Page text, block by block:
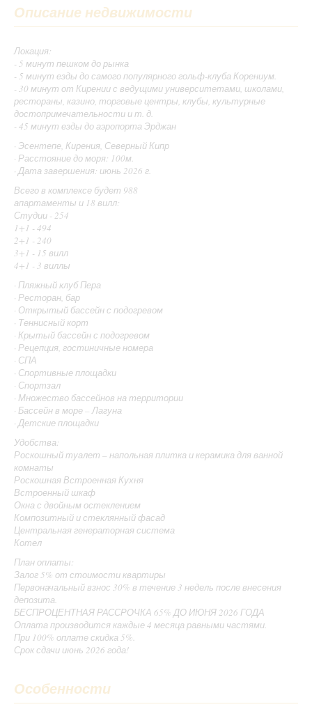
Описание недвижимости
Локация:
- 5 минут пешком до рынка
- 5 минут езды до самого популярного гольф-клуба Корениум.
- 30 минут от Кирении с ведущими университетами, школами,
рестораны, казино, торговые центры, клубы, культурные
достопримечательности и т. д.
- 45 минут езды до аэропорта Эрджан
· Эсентепе, Кирения, Северный Кипр
· Расстояние до моря: 100м.
· Дата завершения: июнь 2026 г.
Всего в комплексе будет 988
апартаменты и 18 вилл:
Студии - 254
1+1 - 494
2+1 - 240
3+1 - 15 вилл
4+1 - 3 виллы
· Пляжный клуб Пера
· Ресторан, бар
· Открытый бассейн с подогревом
· Теннисный корт
· Крытый бассейн с подогревом
· Рецепция, гостиничные номера
· СПА
· Спортивные площадки
· Спортзал
· Множество бассейнов на территории
· Бассейн в море – Лагуна
· Детские площадки
Удобства:
Роскошный туалет – напольная плитка и керамика для ванной
комнаты
Роскошная Встроенная Кухня
Встроенный шкаф
Окна с двойным остеклением
Композитный и стеклянный фасад
Центральная генераторная система
Котел
План оплаты:
Залог 5% от стоимости квартиры
Первоначальный взнос 30% в течение 3 недель после внесения
депозита.
БЕСПРОЦЕНТНАЯ РАССРОЧКА 65% ДО ИЮНЯ 2026 ГОДА
Оплата производится каждые 4 месяца равными частями.
При 100% оплате скидка 5%.
Срок сдачи июнь 2026 года!
Особенности